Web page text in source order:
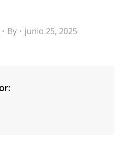
By junio 25, 2025